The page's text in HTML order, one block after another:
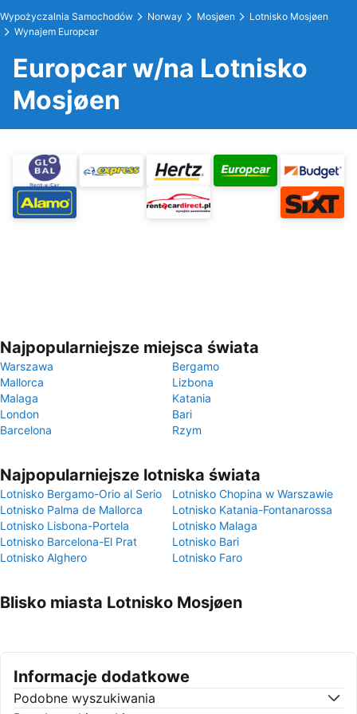
Wypożyczalnia Samochodów Norway Mosjøen
Lotnisko Mosjøen
Wynajem Europcar
Europcar w/na Lotnisko
Mosjøen
Najpopularniejsze miejsca świata
Warszawa
Bergamo
Mallorca
Lizbona
Malaga
Katania
London
Bari
Barcelona
Rzym
Najpopularniejsze lotniska świata
Lotnisko Bergamo-Orio al Serio
Lotnisko Chopina w Warszawie
Lotnisko Palma de Mallorca
Lotnisko Katania-Fontanarossa
Lotnisko Lisbona-Portela
Lotnisko Malaga
Lotnisko Barcelona-El Prat
Lotnisko Bari
Lotnisko Alghero
Lotnisko Faro
Blisko miasta Lotnisko Mosjøen
Informacje dodatkowe
Podobne wyszukiwania